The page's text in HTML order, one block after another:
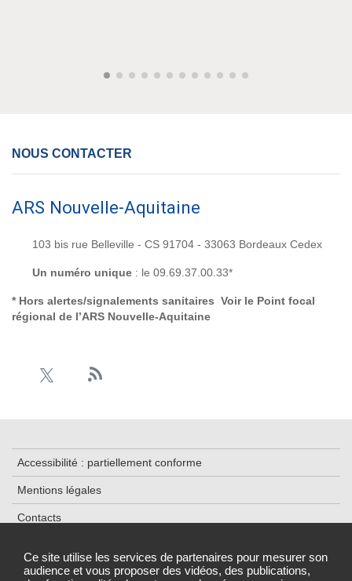
Ce site utilise les services de partenaires pour mesurer son
audience et vous proposer des vidéos, des publications,
NOUS CONTACTER
ARS Nouvelle-Aquitaine
103 bis rue Belleville - CS 91704 - 33063 Bordeaux Cedex
Un numéro unique : le 09.69.37.00.33*
* Hors alertes/signalements sanitaires Voir le Point focal
régional de l’ARS Nouvelle-Aquitaine
Accessibilité : partiellement conforme
Mentions légales
Contacts
Données personnelles et cookies